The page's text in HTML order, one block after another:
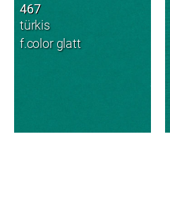
467
türkis
f.color glatt